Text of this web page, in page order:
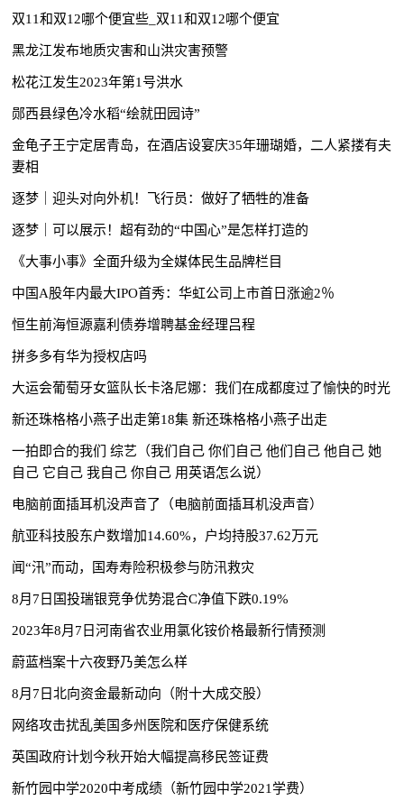
双11和双12哪个便宜些_双11和双12哪个便宜
黑龙江发布地质灾害和山洪灾害预警
松花江发生2023年第1号洪水
郧西县绿色冷水稻“绘就田园诗”
金龟子王宁定居青岛，在酒店设宴庆35年珊瑚婚，二人紧搂有夫
妻相
逐梦｜迎头对向外机！飞行员：做好了牺牲的准备
逐梦｜可以展示！超有劲的“中国心”是怎样打造的
《大事小事》全面升级为全媒体民生品牌栏目
中国A股年内最大IPO首秀：华虹公司上市首日涨逾2％
恒生前海恒源嘉利债券增聘基金经理吕程
拼多多有华为授权店吗
大运会葡萄牙女篮队长卡洛尼娜：我们在成都度过了愉快的时光
新还珠格格小燕子出走第18集 新还珠格格小燕子出走
一拍即合的我们 综艺（我们自己 你们自己 他们自己 他自己 她
自己 它自己 我自己 你自己 用英语怎么说）
电脑前面插耳机没声音了（电脑前面插耳机没声音）
航亚科技股东户数增加14.60%，户均持股37.62万元
闻“汛”而动，国寿寿险积极参与防汛救灾
8月7日国投瑞银竞争优势混合C净值下跌0.19%
2023年8月7日河南省农业用氯化铵价格最新行情预测
蔚蓝档案十六夜野乃美怎么样
8月7日北向资金最新动向（附十大成交股）
网络攻击扰乱美国多州医院和医疗保健系统
英国政府计划今秋开始大幅提高移民签证费
新竹园中学2020中考成绩（新竹园中学2021学费）